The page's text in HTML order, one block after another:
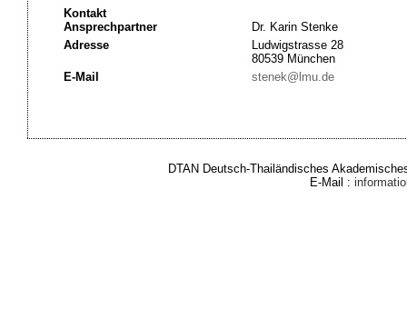
Kontakt
Ansprechpartner
Dr. Karin Stenke
Adresse
Ludwigstrasse 28
80539 München
E-Mail
stenek@lmu.de
DTAN Deutsch-Thailändisches
E-Mail :